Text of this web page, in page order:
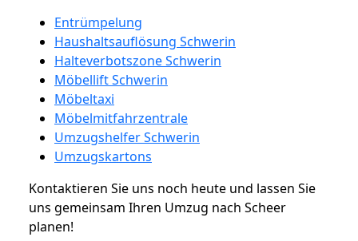
Entrümpelung
Haushaltsauflösung Schwerin
Halteverbotszone Schwerin
Möbellift Schwerin
Möbeltaxi
Möbelmitfahrzentrale
Umzugshelfer Schwerin
Umzugskartons
Kontaktieren Sie uns noch heute und lassen Sie
uns gemeinsam Ihren Umzug nach Scheer
planen!